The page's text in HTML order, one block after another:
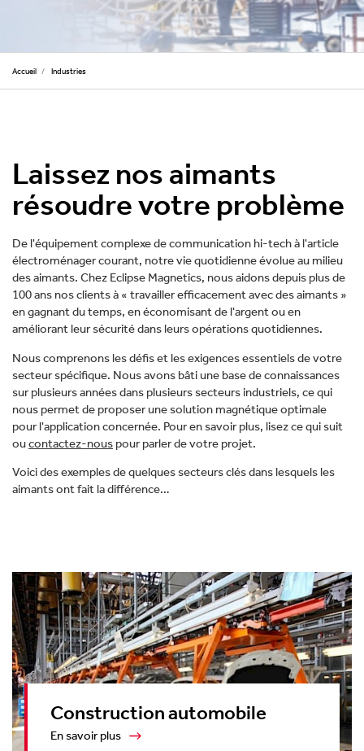
Accueil / Industries
Laissez nos aimants
résoudre votre problème
De l'équipement complexe de communication hi-tech à l'article
électroménager courant, notre vie quotidienne évolue au milieu
des aimants. Chez Eclipse Magnetics, nous aidons depuis plus de
100 ans nos clients à « travailler efficacement avec des aimants »
en gagnant du temps, en économisant de l'argent ou en
améliorant leur sécurité dans leurs opérations quotidiennes.
Nous comprenons les défis et les exigences essentiels de votre
secteur spécifique. Nous avons bâti une base de connaissances
sur plusieurs années dans plusieurs secteurs industriels, ce qui
nous permet de proposer une solution magnétique optimale
pour l'application concernée. Pour en savoir plus, lisez ce qui suit
oucontactez-nous pour parler de votre projet.
Voici des exemples de quelques secteurs clés dans lesquels les
aimants ont fait la différence…
Construction automobile
En savoir plus